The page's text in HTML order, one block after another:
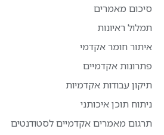
סיכום מאמרים
תמלול ראיונות
איתור חומר אקדמי
פתרונות אקדמיים
תיקון עבודות אקדמיות
ניתוח תוכן איכותני
תרגום מאמרים אקדמיים לסטודנטים